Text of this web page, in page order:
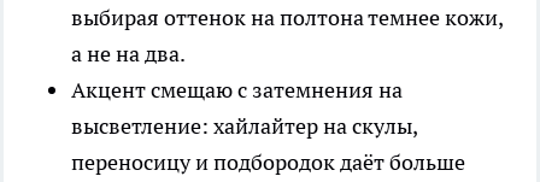
выбирая оттенок на полтона темнее кожи,
а не на два.
Акцент смещаю с затемнения на
высветление: хайлайтер на скулы,
переносицу и подбородок даёт больше